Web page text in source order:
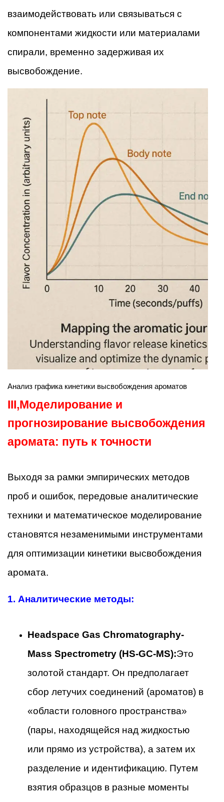
взаимодействовать или связываться с
компонентами жидкости или материалами
спирали, временно задерживая их
высвобождение.
Анализ графика кинетики высвобождения ароматов
III,Моделирование и
прогнозирование высвобождения
аромата: путь к точности
Выходя за рамки эмпирических методов
проб и ошибок, передовые аналитические
техники и математическое моделирование
становятся незаменимыми инструментами
для оптимизации кинетики высвобождения
аромата.
1. Аналитические методы:
Headspace Gas Chromatography-
Mass Spectrometry (HS-GC-MS):Это
золотой стандарт. Он предполагает
сбор летучих соединений (ароматов) в
«области головного пространства»
(пары, находящейся над жидкостью
или прямо из устройства), а затем их
разделение и идентификацию. Путем
взятия образцов в разные моменты